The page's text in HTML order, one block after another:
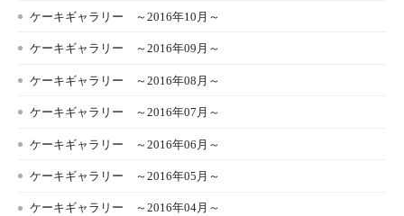
ケーキギャラリー ～2016年10月～
ケーキギャラリー ～2016年09月～
ケーキギャラリー ～2016年08月～
ケーキギャラリー ～2016年07月～
ケーキギャラリー ～2016年06月～
ケーキギャラリー ～2016年05月～
ケーキギャラリー ～2016年04月～